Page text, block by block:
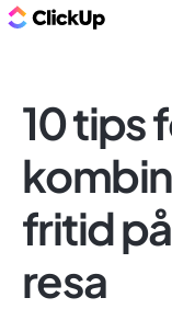
10 tips
fritid
resa